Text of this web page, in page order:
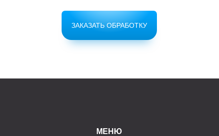
ЗАКАЗАТЬ ОБРАБОТКУ
МЕНЮ